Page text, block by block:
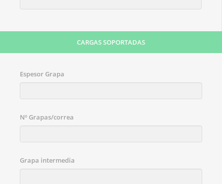
CARGAS SOPORTADAS
Espesor Grapa
Nº Grapas/correa
Grapa intermedia